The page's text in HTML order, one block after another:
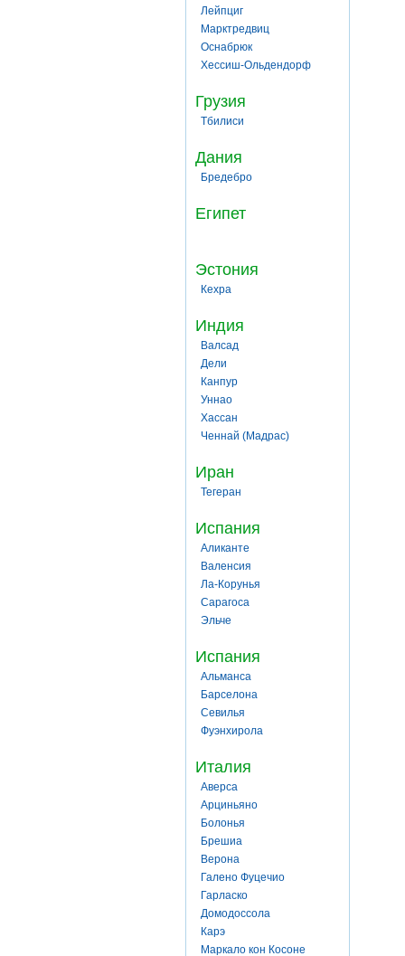
Лейпциг
Марктредвиц
Оснабрюк
Хессиш-Ольдендорф
Грузия
Тбилиси
Дания
Бредебро
Египет
Эстония
Кехра
Индия
Валсад
Дели
Канпур
Уннао
Хассан
Ченнай (Мадрас)
Иран
Тегеран
Испания
Аликанте
Валенсия
Ла-Корунья
Сарагоса
Эльче
Испания
Альманса
Барселона
Севилья
Фуэнхирола
Италия
Аверса
Арциньяно
Болонья
Брешиа
Верона
Галено Фуцечио
Гарласко
Домодоссола
Карэ
Маркало кон Косоне